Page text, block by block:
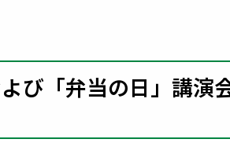
び「弁当の日」講演